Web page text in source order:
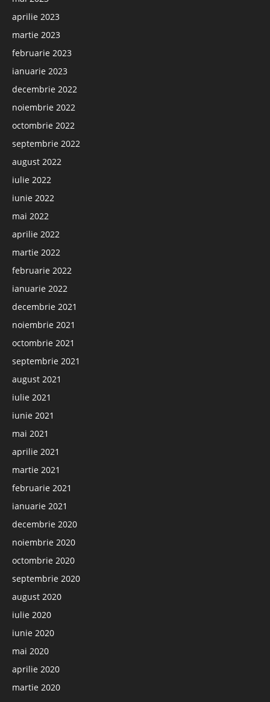
aprilie 2023
martie 2023
februarie 2023
ianuarie 2023
decembrie 2022
noiembrie 2022
octombrie 2022
septembrie 2022
august 2022
iulie 2022
iunie 2022
mai 2022
aprilie 2022
martie 2022
februarie 2022
ianuarie 2022
decembrie 2021
noiembrie 2021
octombrie 2021
septembrie 2021
august 2021
iulie 2021
iunie 2021
mai 2021
aprilie 2021
martie 2021
februarie 2021
ianuarie 2021
decembrie 2020
noiembrie 2020
octombrie 2020
septembrie 2020
august 2020
iulie 2020
iunie 2020
mai 2020
aprilie 2020
martie 2020